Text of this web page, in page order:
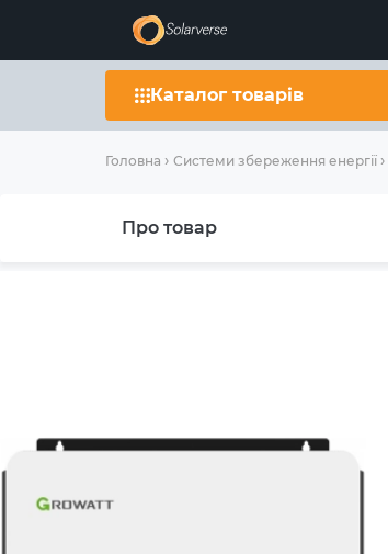
Каталог товарів
Головна Системи збереження енергії
Про товар